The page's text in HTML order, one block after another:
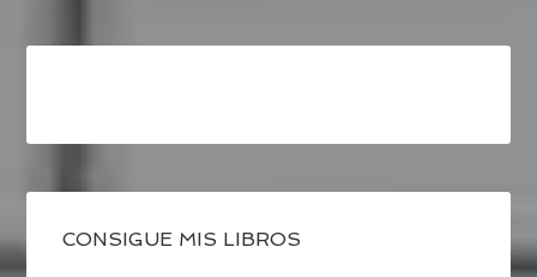
CONSIGUE MIS LIBROS